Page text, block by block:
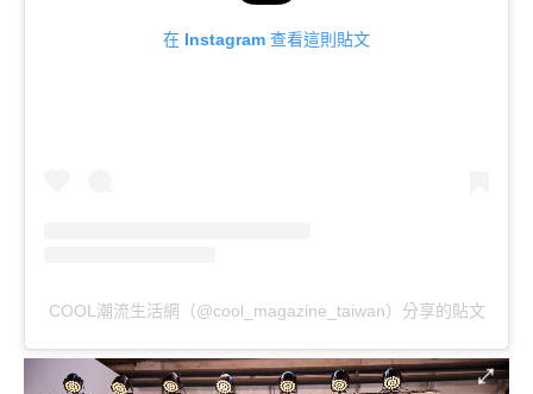
在 Instagram 查看這則貼文
COOL潮流生活網（@cool_magazine_taiwan）分享的貼文